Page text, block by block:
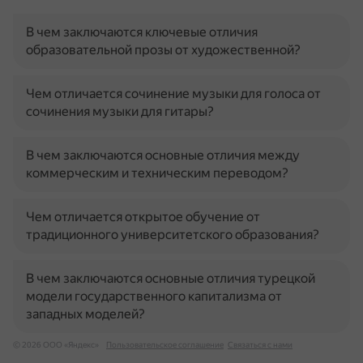
В чем заключаются ключевые отличия
образовательной прозы от художественной?
Чем отличается сочинение музыки для голоса от
сочинения музыки для гитары?
В чем заключаются основные отличия между
коммерческим и техническим переводом?
Чем отличается открытое обучение от
традиционного университетского образования?
В чем заключаются основные отличия турецкой
модели государственного капитализма от
западных моделей?
© 2026 ООО «Яндекс» Пользовательское соглашение Связаться с нами